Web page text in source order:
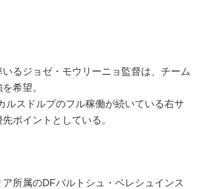
るジョゼ・モウリーニョ監督は、チーム
希望。
スドルプのフル稼働が続いている右サ
ポイントとしている。
所属のDFバルトシュ・ベレシュインス